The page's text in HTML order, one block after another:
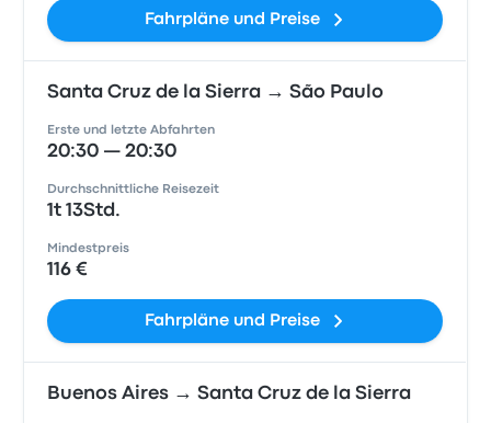
Fahrpläne und Preise
Santa Cruz de la Sierra → São Paulo
Erste und letzte Abfahrten
20:30 — 20:30
Durchschnittliche Reisezeit
1t 13Std.
Mindestpreis
116 €
Fahrpläne und Preise
Buenos Aires → Santa Cruz de la Sierra